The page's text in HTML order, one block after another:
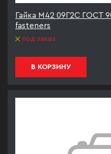
Гайка М42 09Г2С ГОСТ
fasteners
под заказ
В КОРЗИНУ